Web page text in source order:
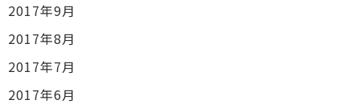
2017年9月
2017年8月
2017年7月
2017年6月